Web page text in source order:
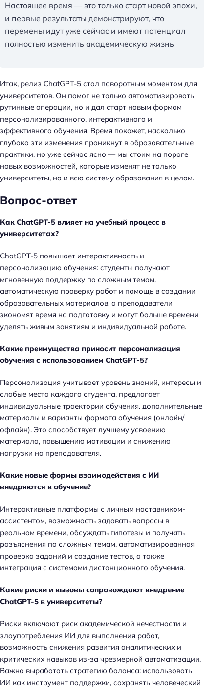
Настоящее время — это только старт новой эпохи,
и первые результаты демонстрируют, что
перемены идут уже сейчас и имеют потенциал
полностью изменить академическую жизнь.
Итак, релиз ChatGPT-5 стал поворотным моментом для
университетов. Он помог не только автоматизировать
рутинные операции, но и дал старт новым формам
персонализированного, интерактивного и
эффективного обучения. Время покажет, насколько
глубоко эти изменения проникнут в образовательные
практики, но уже сейчас ясно — мы стоим на пороге
новых возможностей, которые изменят не только
университеты, но и всю систему образования в целом.
Вопрос-ответ
Как ChatGPT-5 влияет на учебный процесс в
университетах?
ChatGPT-5 повышает интерактивность и
персонализацию обучения: студенты получают
мгновенную поддержку по сложным темам,
автоматическую проверку работ и помощь в создании
образовательных материалов, а преподаватели
экономят время на подготовку и могут больше времени
уделять живым занятиям и индивидуальной работе.
Какие преимущества приносит персонализация
обучения с использованием ChatGPT-5?
Персонализация учитывает уровень знаний, интересы и
слабые места каждого студента, предлагает
индивидуальные траектории обучения, дополнительные
материалы и варианты формата обучения (онлайн/
офлайн). Это способствует лучшему усвоению
материала, повышению мотивации и снижению
нагрузки на преподавателя.
Какие новые формы взаимодействия с ИИ
внедряются в обучение?
Интерактивные платформы с личным наставником-
ассистентом, возможность задавать вопросы в
реальном времени, обсуждать гипотезы и получать
разъяснения по сложным темам, автоматизированная
проверка заданий и создание тестов, а также
интеграция с системами дистанционного обучения.
Какие риски и вызовы сопровождают внедрение
ChatGPT-5 в университеты?
Риски включают риск академической нечестности и
злоупотребления ИИ для выполнения работ,
возможность снижения развития аналитических и
критических навыков из-за чрезмерной автоматизации.
Важно выработать стратегию баланса: использовать
ИИ как инструмент поддержки, сохранять человеческий
т